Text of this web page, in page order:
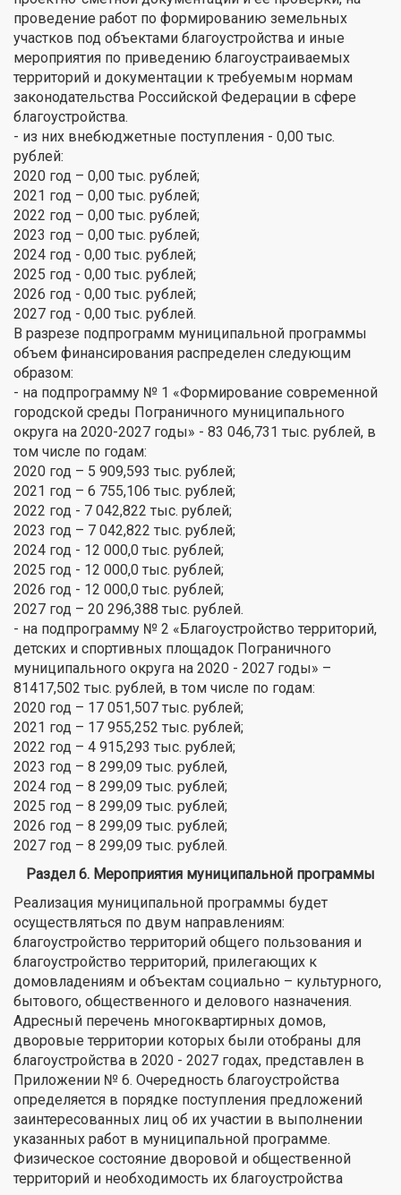
проведение работ по формированию земельных
участков под объектами благоустройства и иные
мероприятия по приведению благоустраиваемых
территорий и документации к требуемым нормам
законодательства Российской Федерации в сфере
благоустройства.
- из них внебюджетные поступления - 0,00 тыс.
рублей:
2020 год – 0,00 тыс. рублей;
2021 год – 0,00 тыс. рублей;
2022 год – 0,00 тыс. рублей;
2023 год – 0,00 тыс. рублей;
2024 год - 0,00 тыс. рублей;
2025 год - 0,00 тыс. рублей;
2026 год - 0,00 тыс. рублей;
2027 год - 0,00 тыс. рублей.
В разрезе подпрограмм муниципальной программы
объем финансирования распределен следующим
образом:
- на подпрограмму № 1 «Формирование современной
городской среды Пограничного муниципального
округа на 2020-2027 годы» - 83 046,731 тыс. рублей, в
том числе по годам:
2020 год – 5 909,593 тыс. рублей;
2021 год – 6 755,106 тыс. рублей;
2022 год - 7 042,822 тыс. рублей;
2023 год – 7 042,822 тыс. рублей;
2024 год - 12 000,0 тыс. рублей;
2025 год - 12 000,0 тыс. рублей;
2026 год - 12 000,0 тыс. рублей;
2027 год – 20 296,388 тыс. рублей.
- на подпрограмму № 2 «Благоустройство территорий,
детских и спортивных площадок Пограничного
муниципального округа на 2020 - 2027 годы» –
81417,502 тыс. рублей, в том числе по годам:
2020 год – 17 051,507 тыс. рублей;
2021 год – 17 955,252 тыс. рублей;
2022 год – 4 915,293 тыс. рублей;
2023 год – 8 299,09 тыс. рублей,
2024 год – 8 299,09 тыс. рублей;
2025 год – 8 299,09 тыс. рублей;
2026 год – 8 299,09 тыс. рублей;
2027 год – 8 299,09 тыс. рублей.
Раздел 6. Мероприятия муниципальной программы
Реализация муниципальной программы будет
осуществляться по двум направлениям:
благоустройство территорий общего пользования и
благоустройство территорий, прилегающих к
домовладениям и объектам социально – культурного,
бытового, общественного и делового назначения.
Адресный перечень многоквартирных домов,
дворовые территории которых были отобраны для
благоустройства в 2020 - 2027 годах, представлен в
Приложении № 6. Очередность благоустройства
определяется в порядке поступления предложений
заинтересованных лиц об их участии в выполнении
указанных работ в муниципальной программе.
Физическое состояние дворовой и общественной
территорий и необходимость их благоустройства